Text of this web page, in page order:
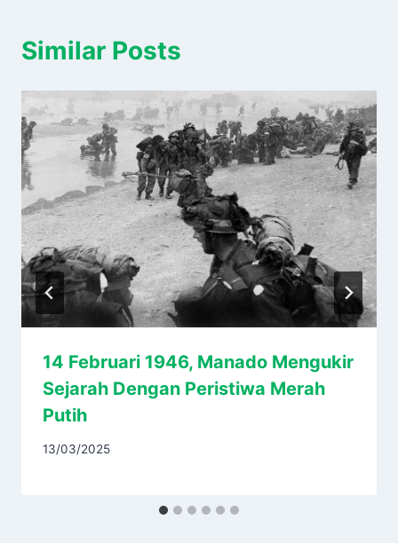
Similar Posts
14 Februari 1946, Manado Mengukir
Sejarah Dengan Peristiwa Merah
Putih
13/03/2025